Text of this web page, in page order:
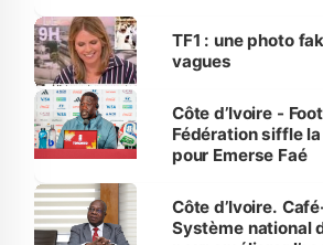
sur la scène
TF1 : une photo
vagues
Côte d’Ivoire -
Fédération siffle
pour Emerse Faé
Côte d’Ivoire.
Système national